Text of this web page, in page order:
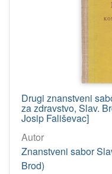
Drugi znanstveni
za zdravstvo, Slav.
Josip Fališevac]
Autor
Znanstveni sabor
Brod)